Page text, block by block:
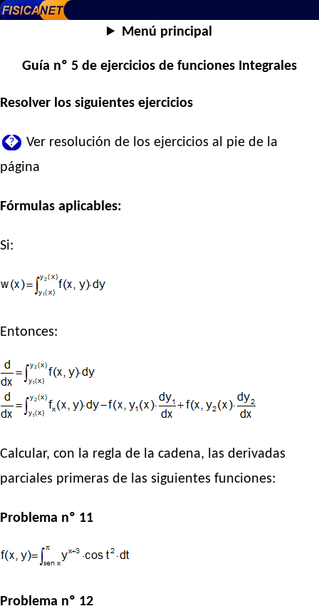
Menú principal
Guía nº 5 de ejercicios de funciones Integrales
Resolver los siguientes ejercicios
� Ver resolución de los ejercicios al pie de la
página
Fórmulas aplicables:
Si:
Entonces:
Calcular, con la regla de la cadena, las derivadas
parciales primeras de las siguientes funciones:
Problema nº 11
Problema nº 12